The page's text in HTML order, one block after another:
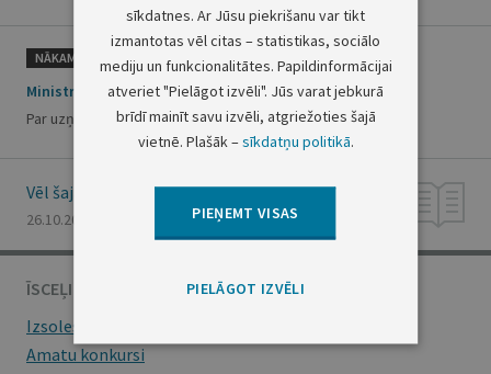
NĀKAMAIS
Ministru kabineta rīkojums Nr.510
Par uzņemšanu Latvijas pilsonībā naturalizācijas kārtībā
Vēl šajā numurā
26.10.2001., Nr. 154
ĪSCEĻI
Izsoles
Amatu konkursi
sīkdatnes. Ar Jūsu piekrišanu var tikt
izmantotas vēl citas – statistikas, sociālo
mediju un funkcionalitātes. Papildinformācijai
atveriet "Pielāgot izvēli". Jūs varat jebkurā
brīdī mainīt savu izvēli, atgriežoties šajā
vietnē. Plašāk –sīkdatņu politikā.
PIEŅEMT VISAS
PIELĀGOT IZVĒLI